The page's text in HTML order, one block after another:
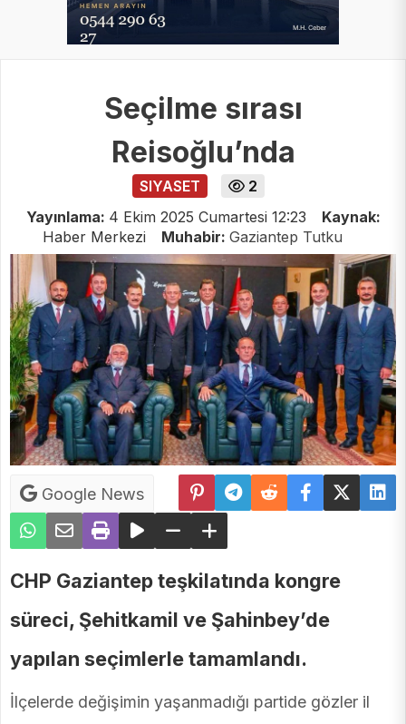
Seçilme sırası
Reisoğlu’nda
SIYASET
2
Yayınlama: 4 Ekim 2025 Cumartesi 12:23
Kaynak:
Haber Merkezi
Muhabir: Gaziantep Tutku
Google News
CHP Gaziantep teşkilatında kongre
süreci, Şehitkamil ve Şahinbey’de
yapılan seçimlerle tamamlandı.
İlçelerde değişimin yaşanmadığı partide gözler il